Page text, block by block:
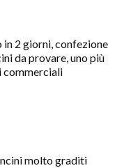
2 giorni, confezione
da provare, uno più
commerciali
molto graditi